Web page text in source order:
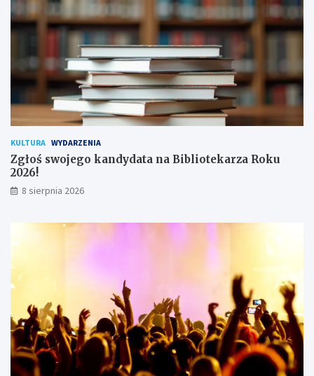
u
ż
o
n
i
ó
w
KULTURA WYDARZENIA
Zgłoś swojego kandydata na Bibliotekarza Roku
2026!
8 sierpnia 2026